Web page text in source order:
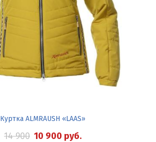
Куртка ALMRAUSH «LAAS»
14 900 10 900 руб.